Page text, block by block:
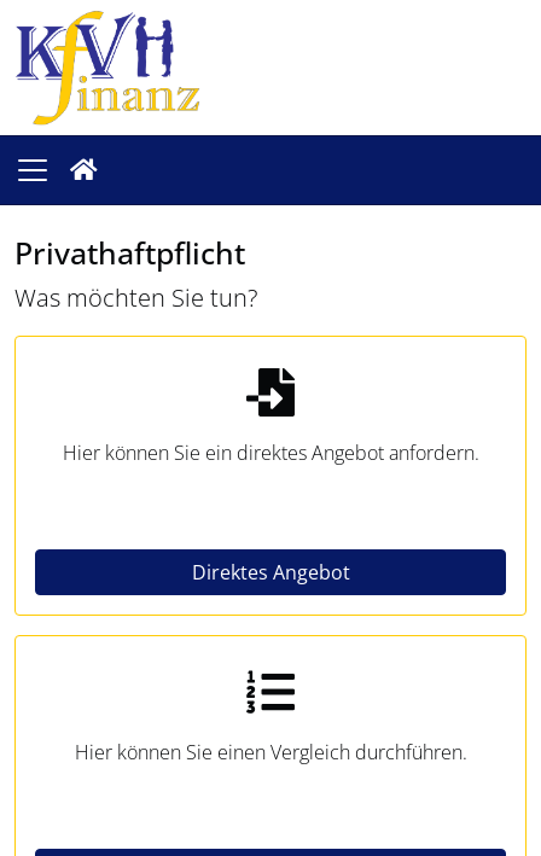
Privathaftpflicht
Was möchten Sie tun?
Hier können Sie ein direktes Angebot anfordern.
Direktes Angebot
Hier können Sie einen Vergleich durchführen.